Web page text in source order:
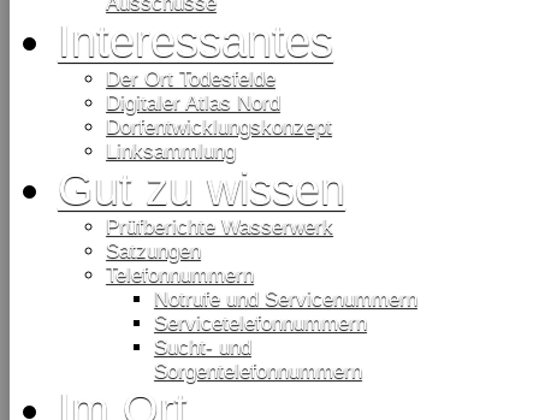
Interessantes
Der Ort Todesfelde
Digitaler Atlas Nord
Dorfentwicklungskonzept
Linksammlung
Gut zu wissen
Prüfberichte Wasserwerk
Satzungen
Telefonnummern
Notrufe und Servicenummern
Servicetelefonnummern
Sucht- und
Sorgentelefonnummern
Im Ort